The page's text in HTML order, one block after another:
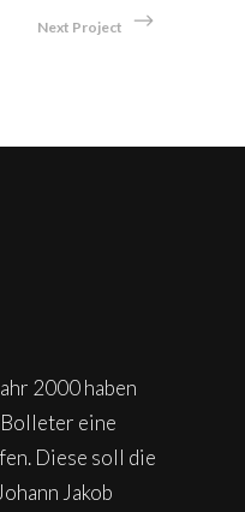
Next Project
2000 haben
eine
Diese soll die
Jakob